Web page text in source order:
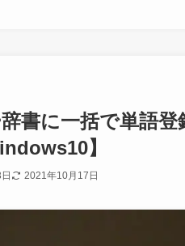
書に一括で単語
】
2021年10月17日